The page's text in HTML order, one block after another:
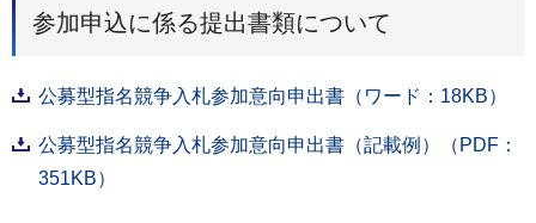
参加申込に係る提出書類について
公募型指名競争入札参加意向申出書（ワード：18KB）
公募型指名競争入札参加意向申出書（記載例）（PDF：
351KB）